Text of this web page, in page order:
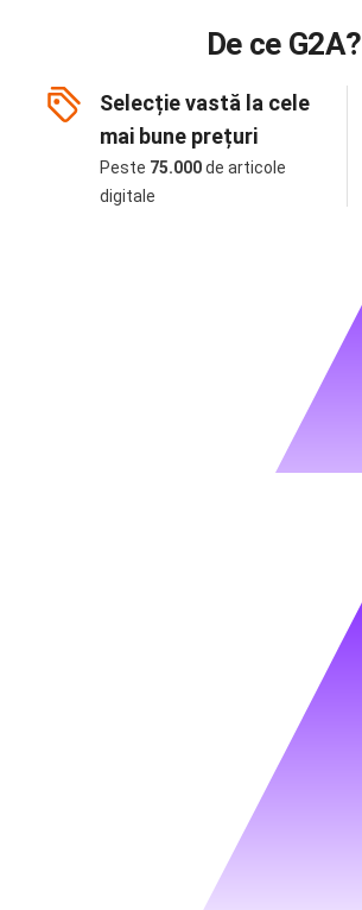
De ce G2A?
Selecție vastă la cele
mai bune prețuri
Peste 75.000de articole
digitale